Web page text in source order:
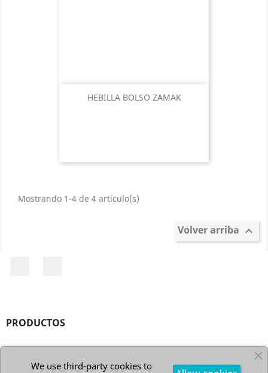
HEBILLA BOLSO ZAMAK
Mostrando 1-4 de 4 artículo(s)
Volver arriba 
PRODUCTOS
We use third-party cookies to